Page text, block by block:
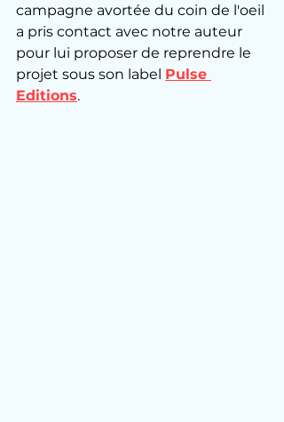
campagne avortée du coin de l'oeil
a pris contact avec notre auteur
pour lui proposer de reprendre le
projet sous son label Pulse
Editions.